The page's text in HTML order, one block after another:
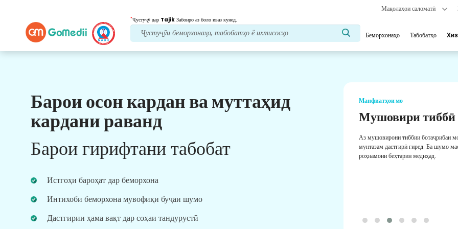
Мақолаҳои саломатӣ
*Ҷустуҷӯ дар Tajik Забонро аз боло иваз кунед.
Беморхонаҳо Табобатҳо
Барои осон кардан ва муттаҳид
кардани раванд
Барои гирифтани табобат
Истгоҳи бароҳат дар беморхона
Интихоби беморхона мувофиқи буҷаи шумо
Дастгирии ҳама вақт дар соҳаи тандурустӣ
Манфиатҳои мо
Пас аз табобат
нигоҳубини пайравӣ
Дастгирии тиббӣ ва беморонро 24x7 бо дастаи
бораи ниёзҳои табобати шумо.
Манфиатҳои мо
Мушовири тиббӣ
Аз мушовирони тиббии ботаҷрибаи
мунтазам дастгирӣ гиред. Ба шумо
роҳнамоии беҳтарин медиҳад.